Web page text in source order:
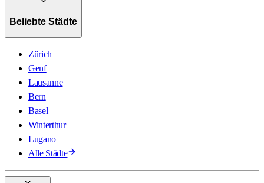
Beliebte Städte
Zürich
Genf
Lausanne
Bern
Basel
Winterthur
Lugano
Alle Städte